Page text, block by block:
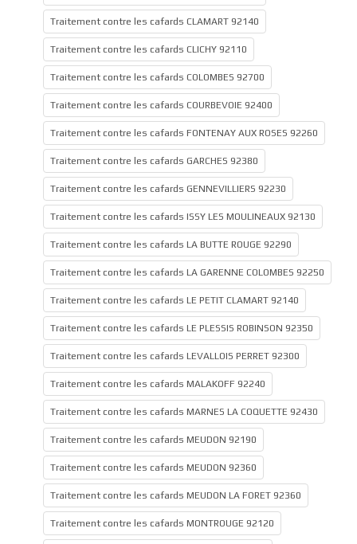
Traitement contre les cafards CLAMART 92140
Traitement contre les cafards CLICHY 92110
Traitement contre les cafards COLOMBES 92700
Traitement contre les cafards COURBEVOIE 92400
Traitement contre les cafards FONTENAY AUX ROSES 92260
Traitement contre les cafards GARCHES 92380
Traitement contre les cafards GENNEVILLIERS 92230
Traitement contre les cafards ISSY LES MOULINEAUX 92130
Traitement contre les cafards LA BUTTE ROUGE 92290
Traitement contre les cafards LA GARENNE COLOMBES 92250
Traitement contre les cafards LE PETIT CLAMART 92140
Traitement contre les cafards LE PLESSIS ROBINSON 92350
Traitement contre les cafards LEVALLOIS PERRET 92300
Traitement contre les cafards MALAKOFF 92240
Traitement contre les cafards MARNES LA COQUETTE 92430
Traitement contre les cafards MEUDON 92190
Traitement contre les cafards MEUDON 92360
Traitement contre les cafards MEUDON LA FORET 92360
Traitement contre les cafards MONTROUGE 92120